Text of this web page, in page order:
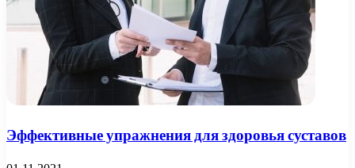
Эффективные упражнения для здоровья суставов